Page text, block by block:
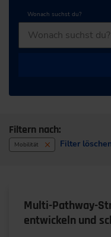
Wonach suchst du?
Filtern nach:
Mobilität Filter löschen
Multi-Pathway-
entwickeln und